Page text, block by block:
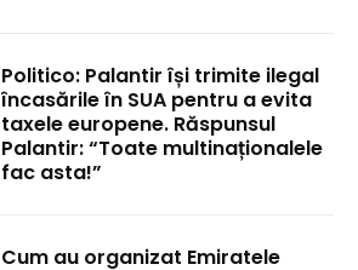
Politico: Palantir își trimite ilegal
încasările în SUA pentru a evita
taxele europene. Răspunsul
Palantir: “Toate multinaționalele
fac asta!”
Cum au organizat Emiratele